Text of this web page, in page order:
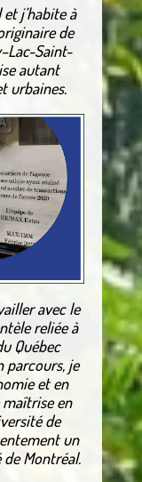
j’habite à
de
Saint-
autant
urbaines.
avec le
reliée à
Québec
parcours, je
et en
maîtrise en
de
un
Montréal.